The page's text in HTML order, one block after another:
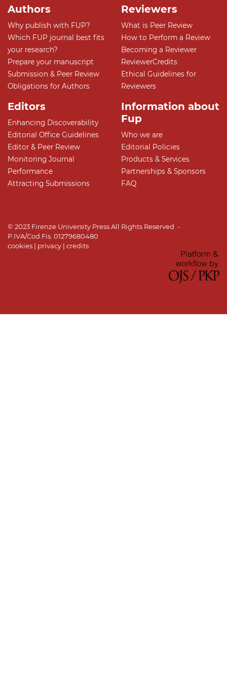
Authors
Why publish with FUP?
Which FUP journal best fits
your research?
Prepare your manuscript
Submission & Peer Review
Obligations for Authors
Reviewers
What is Peer Review
How to Perform a Review
Becoming a Reviewer
ReviewerCredits
Ethical Guidelines for
Reviewers
Editors
Enhancing Discoverability
Editorial Office Guidelines
Editor & Peer Review
Monitoring Journal
Performance
Attracting Submissions
Information about
Fup
Who we are
Editorial Policies
Products & Services
Partnerships & Sponsors
FAQ
© 2023 Firenze University Press All Rights Reserved -
P.IVA/Cod.Fis. 01279680480
cookies | privacy | credits